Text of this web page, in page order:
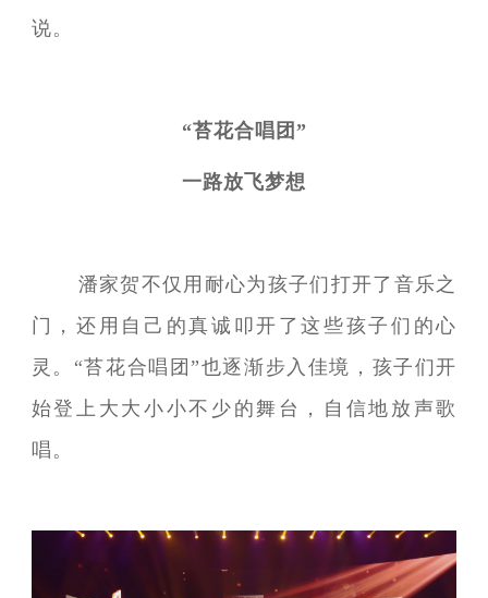
说。
“苔花合唱团”
一路放飞梦想
潘家贺不仅用耐心为孩子们打开了音乐之
门，还用自己的真诚叩开了这些孩子们的心
灵。“苔花合唱团”也逐渐步入佳境，孩子们开
始登上大大小小不少的舞台，自信地放声歌
唱。